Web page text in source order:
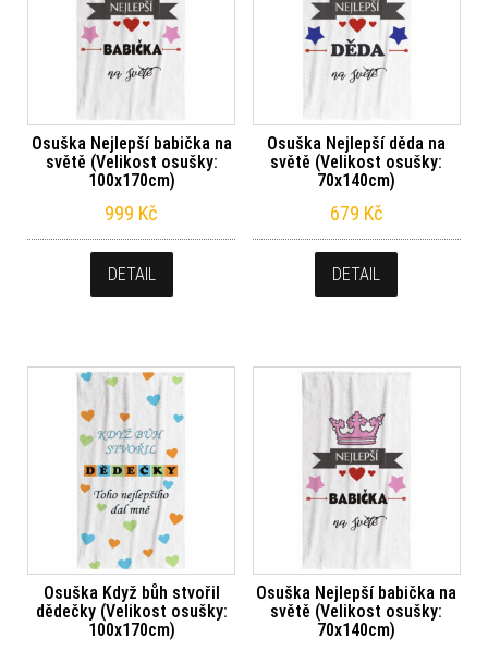
Osuška Nejlepší babička na
světě (Velikost osušky:
100x170cm)
999 Kč
DETAIL
Osuška Nejlepší děda na
světě (Velikost osušky:
70x140cm)
679 Kč
DETAIL
Osuška Když bůh stvořil
dědečky (Velikost osušky:
100x170cm)
Osuška Nejlepší babička na
světě (Velikost osušky:
70x140cm)